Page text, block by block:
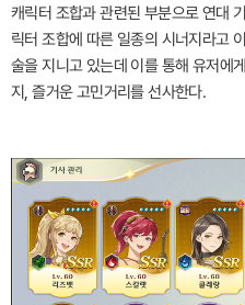
캐릭터 조합과 관련된 부분으로 연대
릭터 조합에 따른 일종의 시너지라고
술을 지니고 있는데 이를 통해 유저에
지, 즐거운 고민거리를 선사한다.